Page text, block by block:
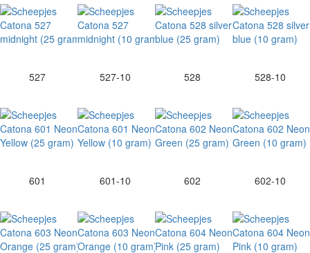
527 527-10 528 528-10
601 601-10 602 602-10